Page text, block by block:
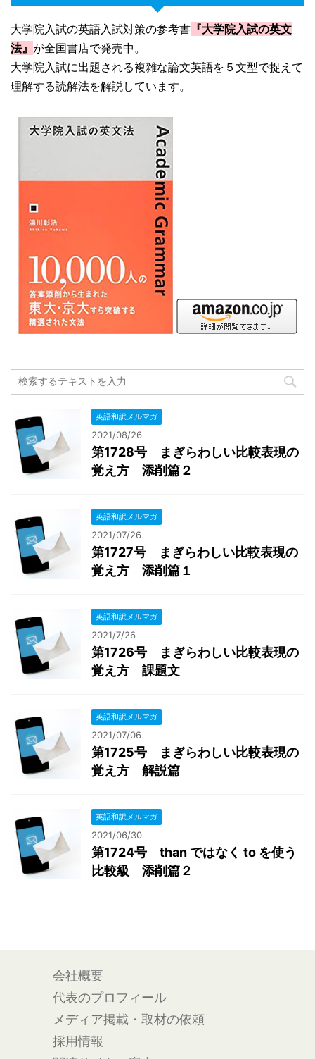
大学院入試の英語入試対策の参考書 『大学院入試の英文
法』 が全国書店で発売中。
大学院入試に出題される複雑な論文英語を５文型で捉えて
理解する読解法を解説しています。
英語和訳メルマガ
2021/08/26
第1728号 まぎらわしい比較表現の
覚え方 添削篇２
英語和訳メルマガ
2021/07/26
第1727号 まぎらわしい比較表現の
覚え方 添削篇１
英語和訳メルマガ
2021/7/26
第1726号 まぎらわしい比較表現の
覚え方 課題文
英語和訳メルマガ
2021/07/06
第1725号 まぎらわしい比較表現の
覚え方 解説篇
英語和訳メルマガ
2021/06/30
第1724号 than ではなく to を使う
比較級 添削篇２
会社概要
代表のプロフィール
メディア掲載・取材の依頼
採用情報